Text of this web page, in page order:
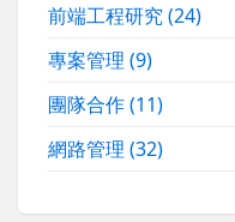
前端工程研究(24)
專案管理(9)
團隊合作(11)
網路管理(32)